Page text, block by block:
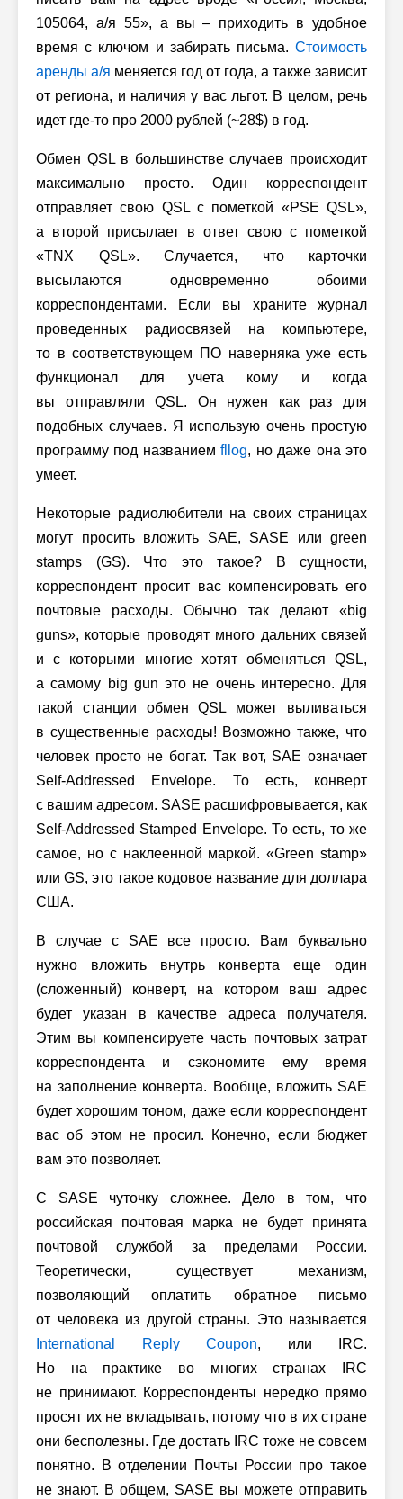
105064, а/я 55», а вы – приходить в удобное
время с ключом и забирать письма. Стоимость
аренды а/я меняется год от года, а также зависит
от региона, и наличия у вас льгот. В целом, речь
идет где-то про 2000 рублей (~28$) в год.
Обмен QSL в большинстве случаев происходит
максимально просто. Один корреспондент
отправляет свою QSL с пометкой «PSE QSL»,
а второй присылает в ответ свою с пометкой
«TNX QSL». Случается, что карточки
высылаются одновременно обоими
корреспондентами. Если вы храните журнал
проведенных радиосвязей на компьютере,
то в соответствующем ПО наверняка уже есть
функционал для учета кому и когда
вы отправляли QSL. Он нужен как раз для
подобных случаев. Я использую очень простую
программу под названиемfllog, но даже она это
умеет.
Некоторые радиолюбители на своих страницах
могут просить вложить SAE, SASE или green
stamps (GS). Что это такое? В сущности,
корреспондент просит вас компенсировать его
почтовые расходы. Обычно так делают «big
guns», которые проводят много дальних связей
и с которыми многие хотят обменяться QSL,
а самому big gun это не очень интересно. Для
такой станции обмен QSL может выливаться
в существенные расходы! Возможно также, что
человек просто не богат. Так вот, SAE означает
Self-Addressed Envelope. То есть, конверт
с вашим адресом. SASE расшифровывается, как
Self-Addressed Stamped Envelope. То есть, то же
самое, но с наклеенной маркой. «Green stamp»
или GS, это такое кодовое название для доллара
США.
В случае с SAE все просто. Вам буквально
нужно вложить внутрь конверта еще один
(сложенный) конверт, на котором ваш адрес
будет указан в качестве адреса получателя.
Этим вы компенсируете часть почтовых затрат
корреспондента и сэкономите ему время
на заполнение конверта. Вообще, вложить SAE
будет хорошим тоном, даже если корреспондент
вас об этом не просил. Конечно, если бюджет
вам это позволяет.
С SASE чуточку сложнее. Дело в том, что
российская почтовая марка не будет принята
почтовой службой за пределами России.
Теоретически, существует механизм,
позволяющий оплатить обратное письмо
от человека из другой страны. Это называется
International Reply Coupon, или IRC.
Но на практике во многих странах IRC
не принимают. Корреспонденты нередко прямо
просят их не вкладывать, потому что в их стране
они бесполезны. Где достать IRC тоже не совсем
понятно. В отделении Почты России про такое
не знают. В общем, SASE вы можете отправить